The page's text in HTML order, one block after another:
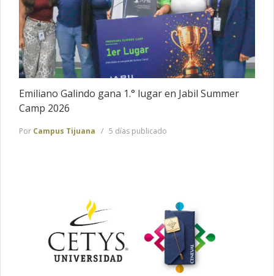
Emiliano Galindo gana 1.° lugar en Jabil Summer
Camp 2026
Por Campus Tijuana 5 días publicado